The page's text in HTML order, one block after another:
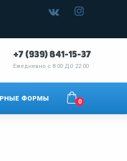
+7 (939) 841-15-37
Ежедневно с 8:00 ДО 22:00
ФОРМЫ 0